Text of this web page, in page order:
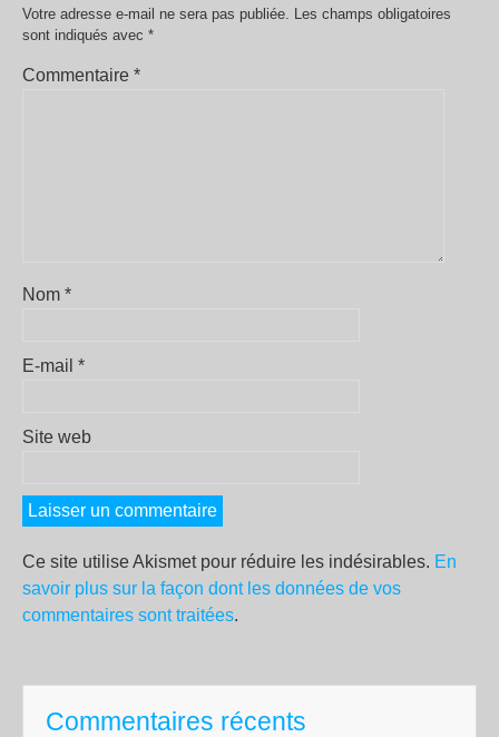
Votre adresse e-mail ne sera pas publiée. Les champs obligatoires
sont indiqués avec *
Commentaire *
Nom *
E-mail *
Site web
Ce site utilise Akismet pour réduire les indésirables. En
savoir plus sur la façon dont les données de vos
commentaires sont traitées.
Commentaires récents